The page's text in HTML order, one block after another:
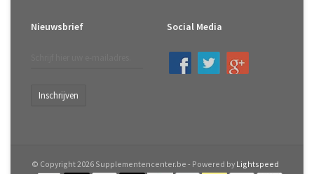
Nieuwsbrief
Inschrijven
Social Media
© Copyright 2026 Supplementencenter.be - Powered by Lightspeed